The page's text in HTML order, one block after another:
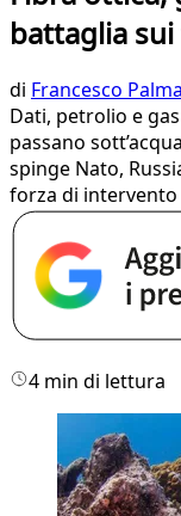
battaglia
di Francesco
Dati, petrolio e
passano
spinge Nato,
forza di intervento
4 min di lettura